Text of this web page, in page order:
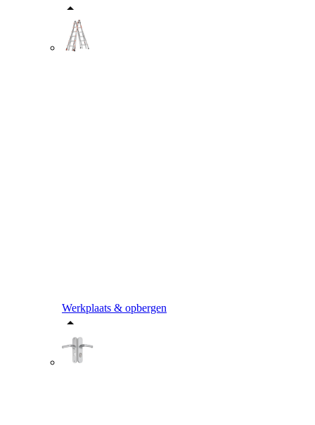
Werkplaats & opbergen